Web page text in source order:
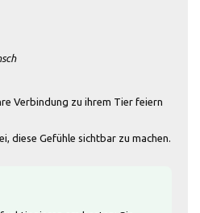
Verbindung zu ihrem Tier feiern
diese Gefühle sichtbar zu machen.